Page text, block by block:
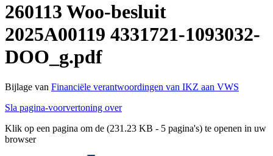
260113 Woo-besluit
2025A00119 4331721-1093032-
DOO_g.pdf
Bijlage van Financiële verantwoordingen van IKZ aan VWS
Sla pagina-voorvertoning over
Klik op een pagina om de (231.23 KB - 5 pagina's) te openen in uw
browser